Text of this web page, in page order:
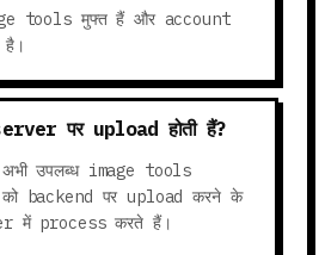
tools मुफ्त हैं और account
पर upload होती हैं?
उपलब्ध image tools
backend पर upload करने के
में process करते हैं।